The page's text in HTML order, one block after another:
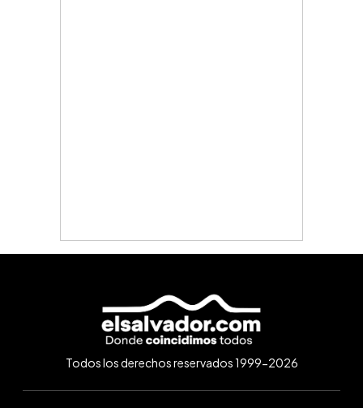
Todos los derechos reservados 1999-2026